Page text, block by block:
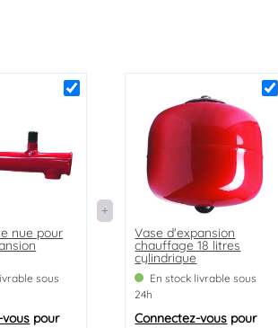
nue pour
sous
pour
Vase d'expansion
chauffage 18 litres
cylindrique
En stock livrable sous
24h
Connectez-vous pour